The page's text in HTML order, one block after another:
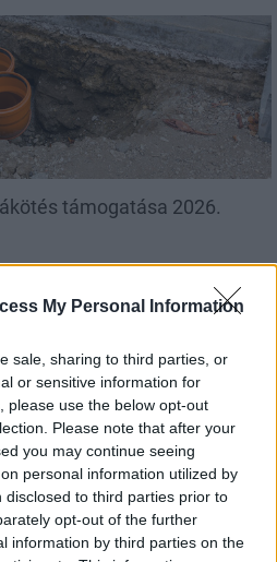
My Personal Information
sale, sharing to third parties, or
or sensitive information for
please use the below opt-out
Please note that after your
you may continue seeing
personal information utilized by
to third parties prior to
opt-out of the further
information by third parties on the
támogatása 2026.
nyerhetnek az általános